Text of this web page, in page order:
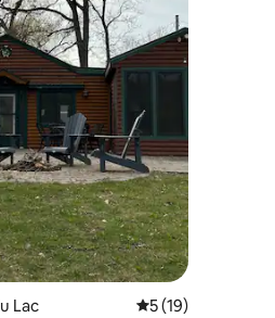
de 5; 519 avaluacions
Lac 5 de puntuació
5 (19)